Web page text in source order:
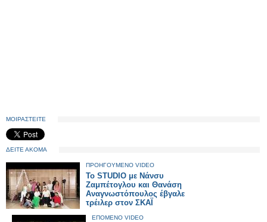
ΜΟΙΡΑΣΤΕΙΤΕ
ΔΕΙΤΕ ΑΚΟΜΑ
ΠΡΟΗΓΟΥΜΕΝΟ VIDEO
Το STUDIO με Νάνσυ
Ζαμπέτογλου και Θανάση
Αναγνωστόπουλος έβγαλε
τρέιλερ στον ΣΚΑΪ
ΕΠΟΜΕΝΟ VIDEO